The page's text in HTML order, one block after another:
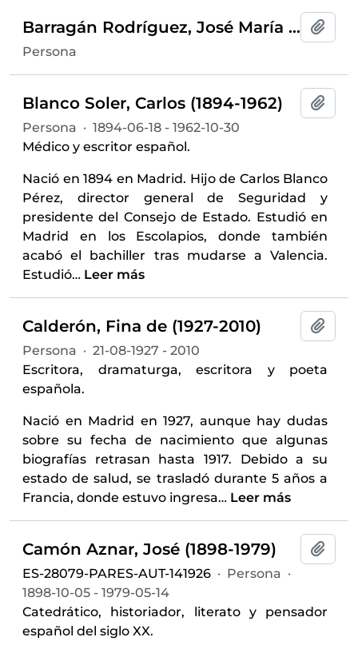
Barragán Rodríguez, José María (1914-2009)
Persona
Blanco Soler, Carlos (1894-1962)
Persona · 1894-06-18 - 1962-10-30
Médico y escritor español.
Nació en 1894 en Madrid. Hijo de Carlos Blanco
Pérez, director general de Seguridad y
presidente del Consejo de Estado. Estudió en
Madrid en los Escolapios, donde también
acabó el bachiller tras mudarse a Valencia.
Estudió… Leer más
Calderón, Fina de (1927-2010)
Persona · 21-08-1927 - 2010
Escritora, dramaturga, escritora y poeta
española.
Nació en Madrid en 1927, aunque hay dudas
sobre su fecha de nacimiento que algunas
biografías retrasan hasta 1917. Debido a su
estado de salud, se trasladó durante 5 años a
Francia, donde estuvo ingresa… Leer más
Camón Aznar, José (1898-1979)
ES-28079-PARES-AUT-141926 · Persona ·
1898-10-05 - 1979-05-14
Catedrático, historiador, literato y pensador
español del siglo XX.